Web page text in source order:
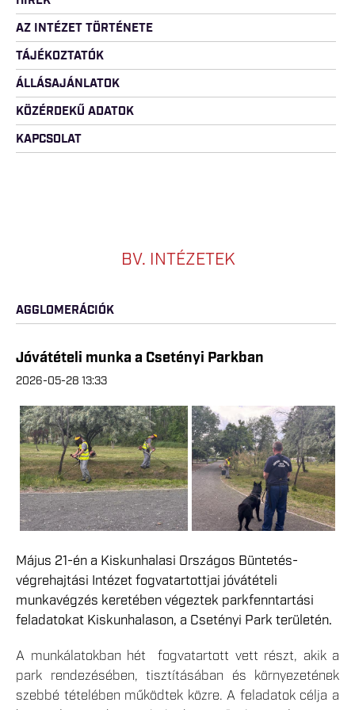
AZ INTÉZET TÖRTÉNETE
TÁJÉKOZTATÓK
ÁLLÁSAJÁNLATOK
KÖZÉRDEKŰ ADATOK
KAPCSOLAT
BV. INTÉZETEK
AGGLOMERÁCIÓK
Jóvátételi munka a Csetényi Parkban
2026-05-28 13:33
Május 21-én a Kiskunhalasi Országos Büntetés-
végrehajtási Intézet fogvatartottjai jóvátételi
munkavégzés keretében végeztek parkfenntartási
feladatokat Kiskunhalason, a Csetényi Park területén.
A munkálatokban hét fogvatartott vett részt, akik a
park rendezésében, tisztításában és környezetének
szebbé tételében működtek közre. A feladatok célja a